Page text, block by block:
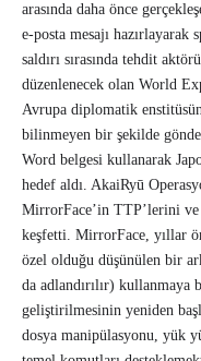
arasında daha önce
e-posta mesajı hazırlayarak
saldırı sırasında tehdit
düzenlenecek olan World
Avrupa diplomatik
bilinmeyen bir şekilde
Word belgesi kullanarak
hedef aldı. AkaiRyū
MirrorFace’in TTP’lerini
keşfetti. MirrorFace, yıllar
özel olduğu düşünülen bir
da adlandırılır) kullanmaya
geliştirilmesinin yeniden
dosya manipülasyonu, yük